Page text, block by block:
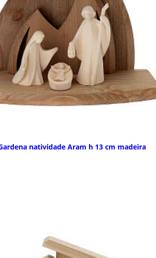
natividade Aram h 13 cm madeira